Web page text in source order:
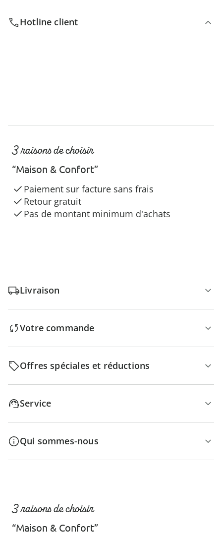
Hotline client
3 raisons de choisir
“Maison & Confort”
Paiement sur facture sans frais
Retour gratuit
Pas de montant minimum d'achats
Livraison
Votre commande
Offres spéciales et réductions
Service
Qui sommes-nous
3 raisons de choisir
“Maison & Confort”